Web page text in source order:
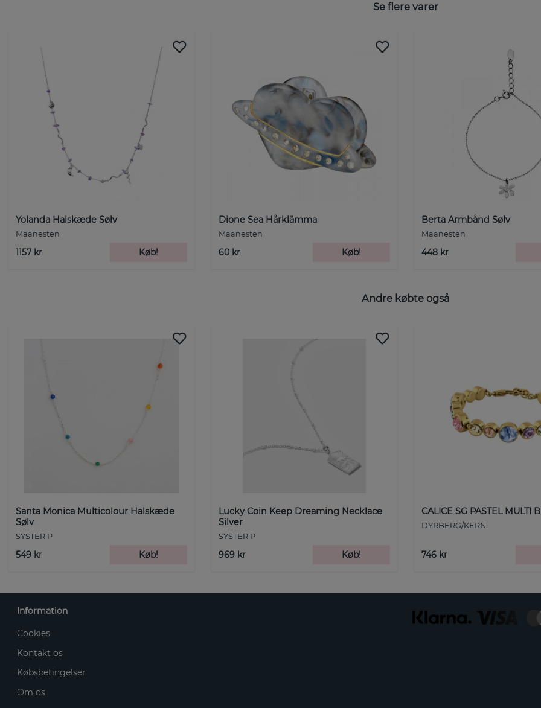
Se flere varer
Yolanda Halskæde Sølv
Maanesten
1157 kr Køb!
Dione Sea Hårklämma
Maanesten
60 kr Køb!
Berta Armbånd Sølv
Maanesten
448 kr
Andre købte også
Santa Monica Multicolour Halskæde
Sølv
SYSTER P
549 kr Køb!
Lucky Coin Keep Dreaming Necklace
Silver
SYSTER P
969 kr Køb!
CALICE SG PASTEL MULTI
DYRBERG/KERN
746 kr
Information
Cookies
Kontakt os
Købsbetingelser
Om os